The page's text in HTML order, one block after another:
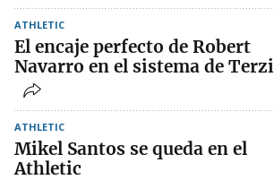
ATHLETIC
El encaje perfecto de Robert
Navarro en el sistema de
ATHLETIC
Mikel Santos se queda en el
Athletic